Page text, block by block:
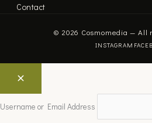
Contact
© 2026 Cosmomedia — All
INSTAGRAM
Username or Email Address